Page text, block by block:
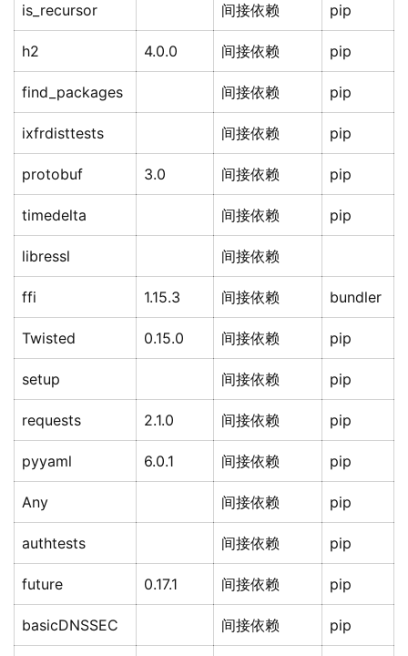
is_recursor 间接依赖 pip
h2 4.0.0 间接依赖 pip
find_packages 间接依赖 pip
ixfrdisttests 间接依赖 pip
protobuf 3.0 间接依赖 pip
timedelta 间接依赖 pip
libressl 间接依赖
ffi 1.15.3 间接依赖 bundler
Twisted 0.15.0 间接依赖 pip
setup 间接依赖 pip
requests 2.1.0 间接依赖 pip
pyyaml 6.0.1 间接依赖 pip
Any 间接依赖 pip
authtests 间接依赖 pip
future 0.17.1 间接依赖 pip
basicDNSSEC 间接依赖 pip